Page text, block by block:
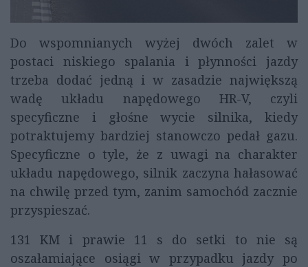
Do wspomnianych wyżej dwóch zalet w
postaci niskiego spalania i płynności jazdy
trzeba dodać jedną i w zasadzie największą
wadę układu napędowego HR-V, czyli
specyficzne i głośne wycie silnika, kiedy
potraktujemy bardziej stanowczo pedał gazu.
Specyficzne o tyle, że z uwagi na charakter
układu napędowego, silnik zaczyna hałasować
na chwilę przed tym, zanim samochód zacznie
przyspieszać.
131 KM i prawie 11 s do setki to nie są
oszałamiające osiągi w przypadku jazdy po